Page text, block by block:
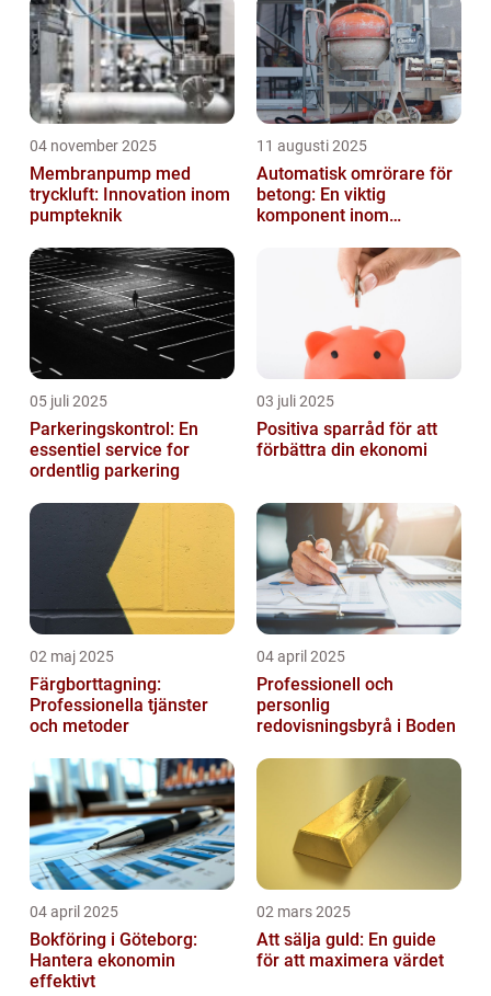
04 november 2025
Membranpump med
tryckluft: Innovation inom
pumpteknik
11 augusti 2025
Automatisk omrörare för
betong: En viktig
komponent inom
05 juli 2025
Parkeringskontrol: En
essentiel service for
ordentlig parkering
03 juli 2025
Positiva sparråd för att
förbättra din ekonomi
02 maj 2025
Färgborttagning:
Professionella tjänster
och metoder
04 april 2025
Professionell och
personlig
redovisningsbyrå i Boden
04 april 2025
Bokföring i Göteborg:
Hantera ekonomin
effektivt
02 mars 2025
Att sälja guld: En guide
för att maximera värdet